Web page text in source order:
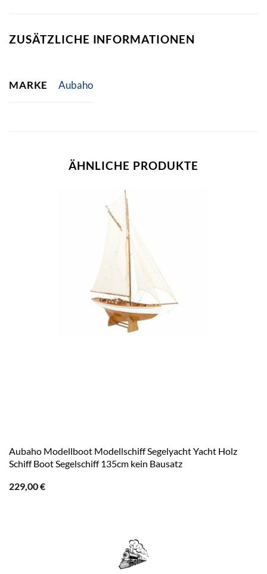
ZUSÄTZLICHE INFORMATIONEN
MARKE Aubaho
ÄHNLICHE PRODUKTE
Aubaho Modellboot Modellschiff Segelyacht Yacht Holz
Schiff Boot Segelschiff 135cm kein Bausatz
229,00€